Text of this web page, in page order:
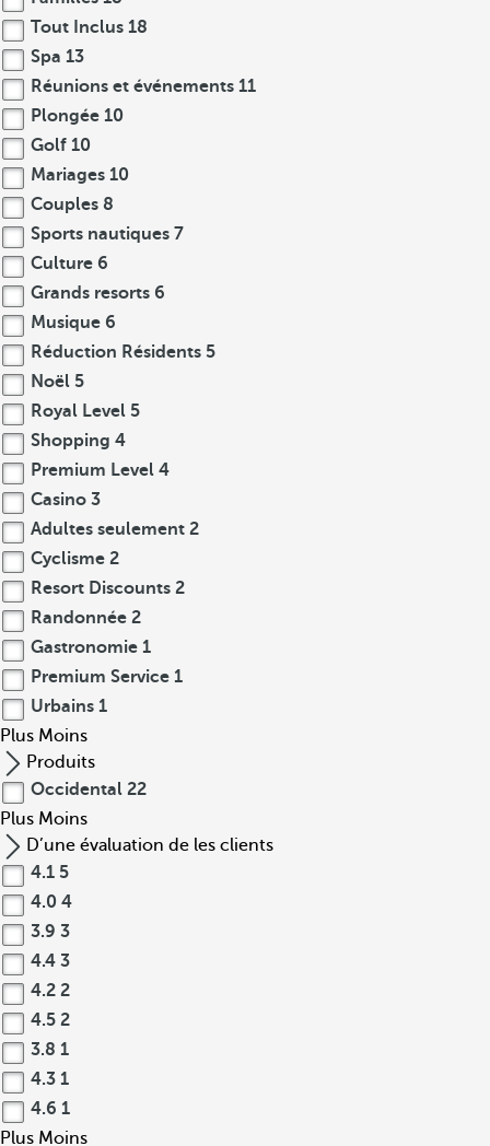
Tout Inclus 18
Spa 13
Réunions et événements 11
Plongée 10
Golf 10
Mariages 10
Couples 8
Sports nautiques 7
Culture 6
Grands resorts 6
Musique 6
Réduction Résidents 5
Noël 5
Royal Level 5
Shopping 4
Premium Level 4
Casino 3
Adultes seulement 2
Cyclisme 2
Resort Discounts 2
Randonnée 2
Gastronomie 1
Premium Service 1
Urbains 1
Plus Moins
Produits
Occidental 22
Plus Moins
D’une évaluation de les clients
4.1 5
4.0 4
3.9 3
4.4 3
4.2 2
4.5 2
3.8 1
4.3 1
4.6 1
Plus Moins